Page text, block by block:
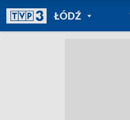
ŁÓDŹPOWRÓT DO
TVP REGIONY